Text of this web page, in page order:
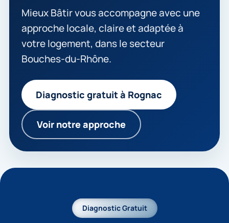
Mieux Bâtir vous accompagne avec une
approche locale, claire et adaptée à
votre logement, dans le secteur
Bouches-du-Rhône.
Diagnostic gratuit à Rognac
Voir notre approche
Diagnostic Gratuit